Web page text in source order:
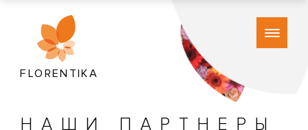
FLORENTIKA
НАШИ ПАРТНЕРЫ